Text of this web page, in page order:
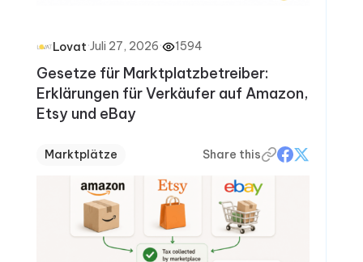
Lovat·Juli 27, 2026· 1594
Gesetze für Marktplatzbetreiber:
Erklärungen für Verkäufer auf Amazon,
Etsy und eBay
Marktplätze Share this